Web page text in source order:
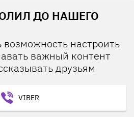
ДО НАШЕГО
возможность настроить
важный контент
друзьям
VIBER